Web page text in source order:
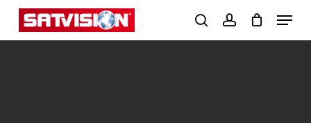
Skip
search
Menu